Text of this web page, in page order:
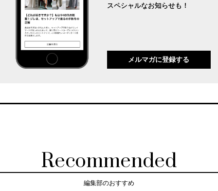
スペシャルなお知らせも！
メルマガに登録する
Recommended
編集部のおすすめ